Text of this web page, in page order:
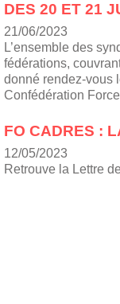
DES 20 ET 21
21/06/2023
L’ensemble des
fédérations,
donné rendez-vous
Confédération
FO CADRES :
12/05/2023
Retrouve la Lettre